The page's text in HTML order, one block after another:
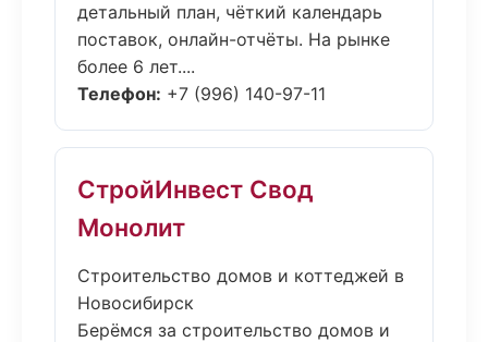
детальный план, чёткий календарь
поставок, онлайн-отчёты. На рынке
более 6 лет....
Телефон: +7 (996) 140-97-11
СтройИнвест Свод
Монолит
Строительство домов и коттеджей в
Новосибирск
Берёмся за строительство домов и